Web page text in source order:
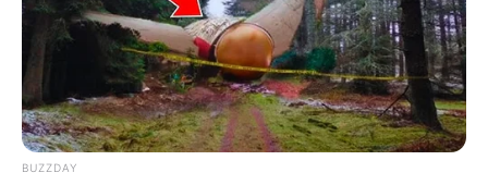
Home >
BUZZDAY